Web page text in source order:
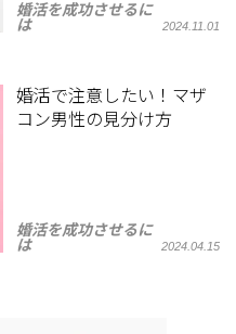
婚活を成功させるに
は
2024.11.01
婚活で注意したい！マザ
コン男性の見分け方
婚活を成功させるに
は
2024.04.15